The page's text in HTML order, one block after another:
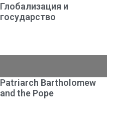
Глобализация и
государство
Patriarch Bartholomew
and the Pope